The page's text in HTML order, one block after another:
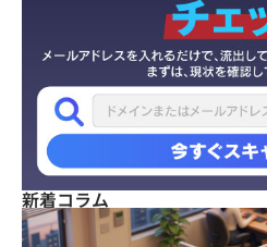
新着コラム